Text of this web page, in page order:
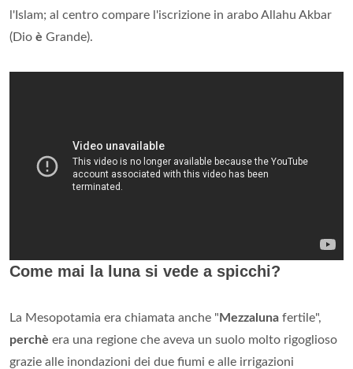
l'Islam; al centro compare l'iscrizione in arabo Allahu Akbar
(Dio è Grande).
Come mai la luna si vede a spicchi?
La Mesopotamia era chiamata anche " Mezzaluna fertile",
perchè era una regione che aveva un suolo molto rigoglioso
grazie alle inondazioni dei due fiumi e alle irrigazioni